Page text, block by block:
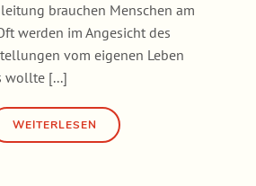
brauchen Menschen am
werden im Angesicht des
vom eigenen Leben
wollte [...]